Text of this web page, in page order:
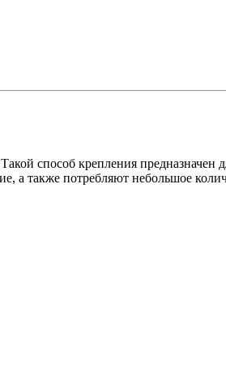
способ крепления предназначен
а также потребляют небольшое